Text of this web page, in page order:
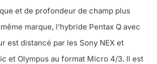
et de profondeur de champ plus
marque, l’hybride Pentax Q avec
est distancé par les Sony NEX et
et Olympus au format Micro 4/3. Il est